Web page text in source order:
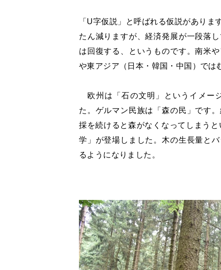
「U字仮説」と呼ばれる仮説があり
たん減りますが、経済発展が一段落
は回復する、というものです。南米
や東アジア（日本・韓国・中国）では
欧州は「石の文明」というイメー
た。ゲルマン民族は「森の民」です
採を続けると森がなくなってしまう
学」が登場しました。木の生長量と
るようになりました。